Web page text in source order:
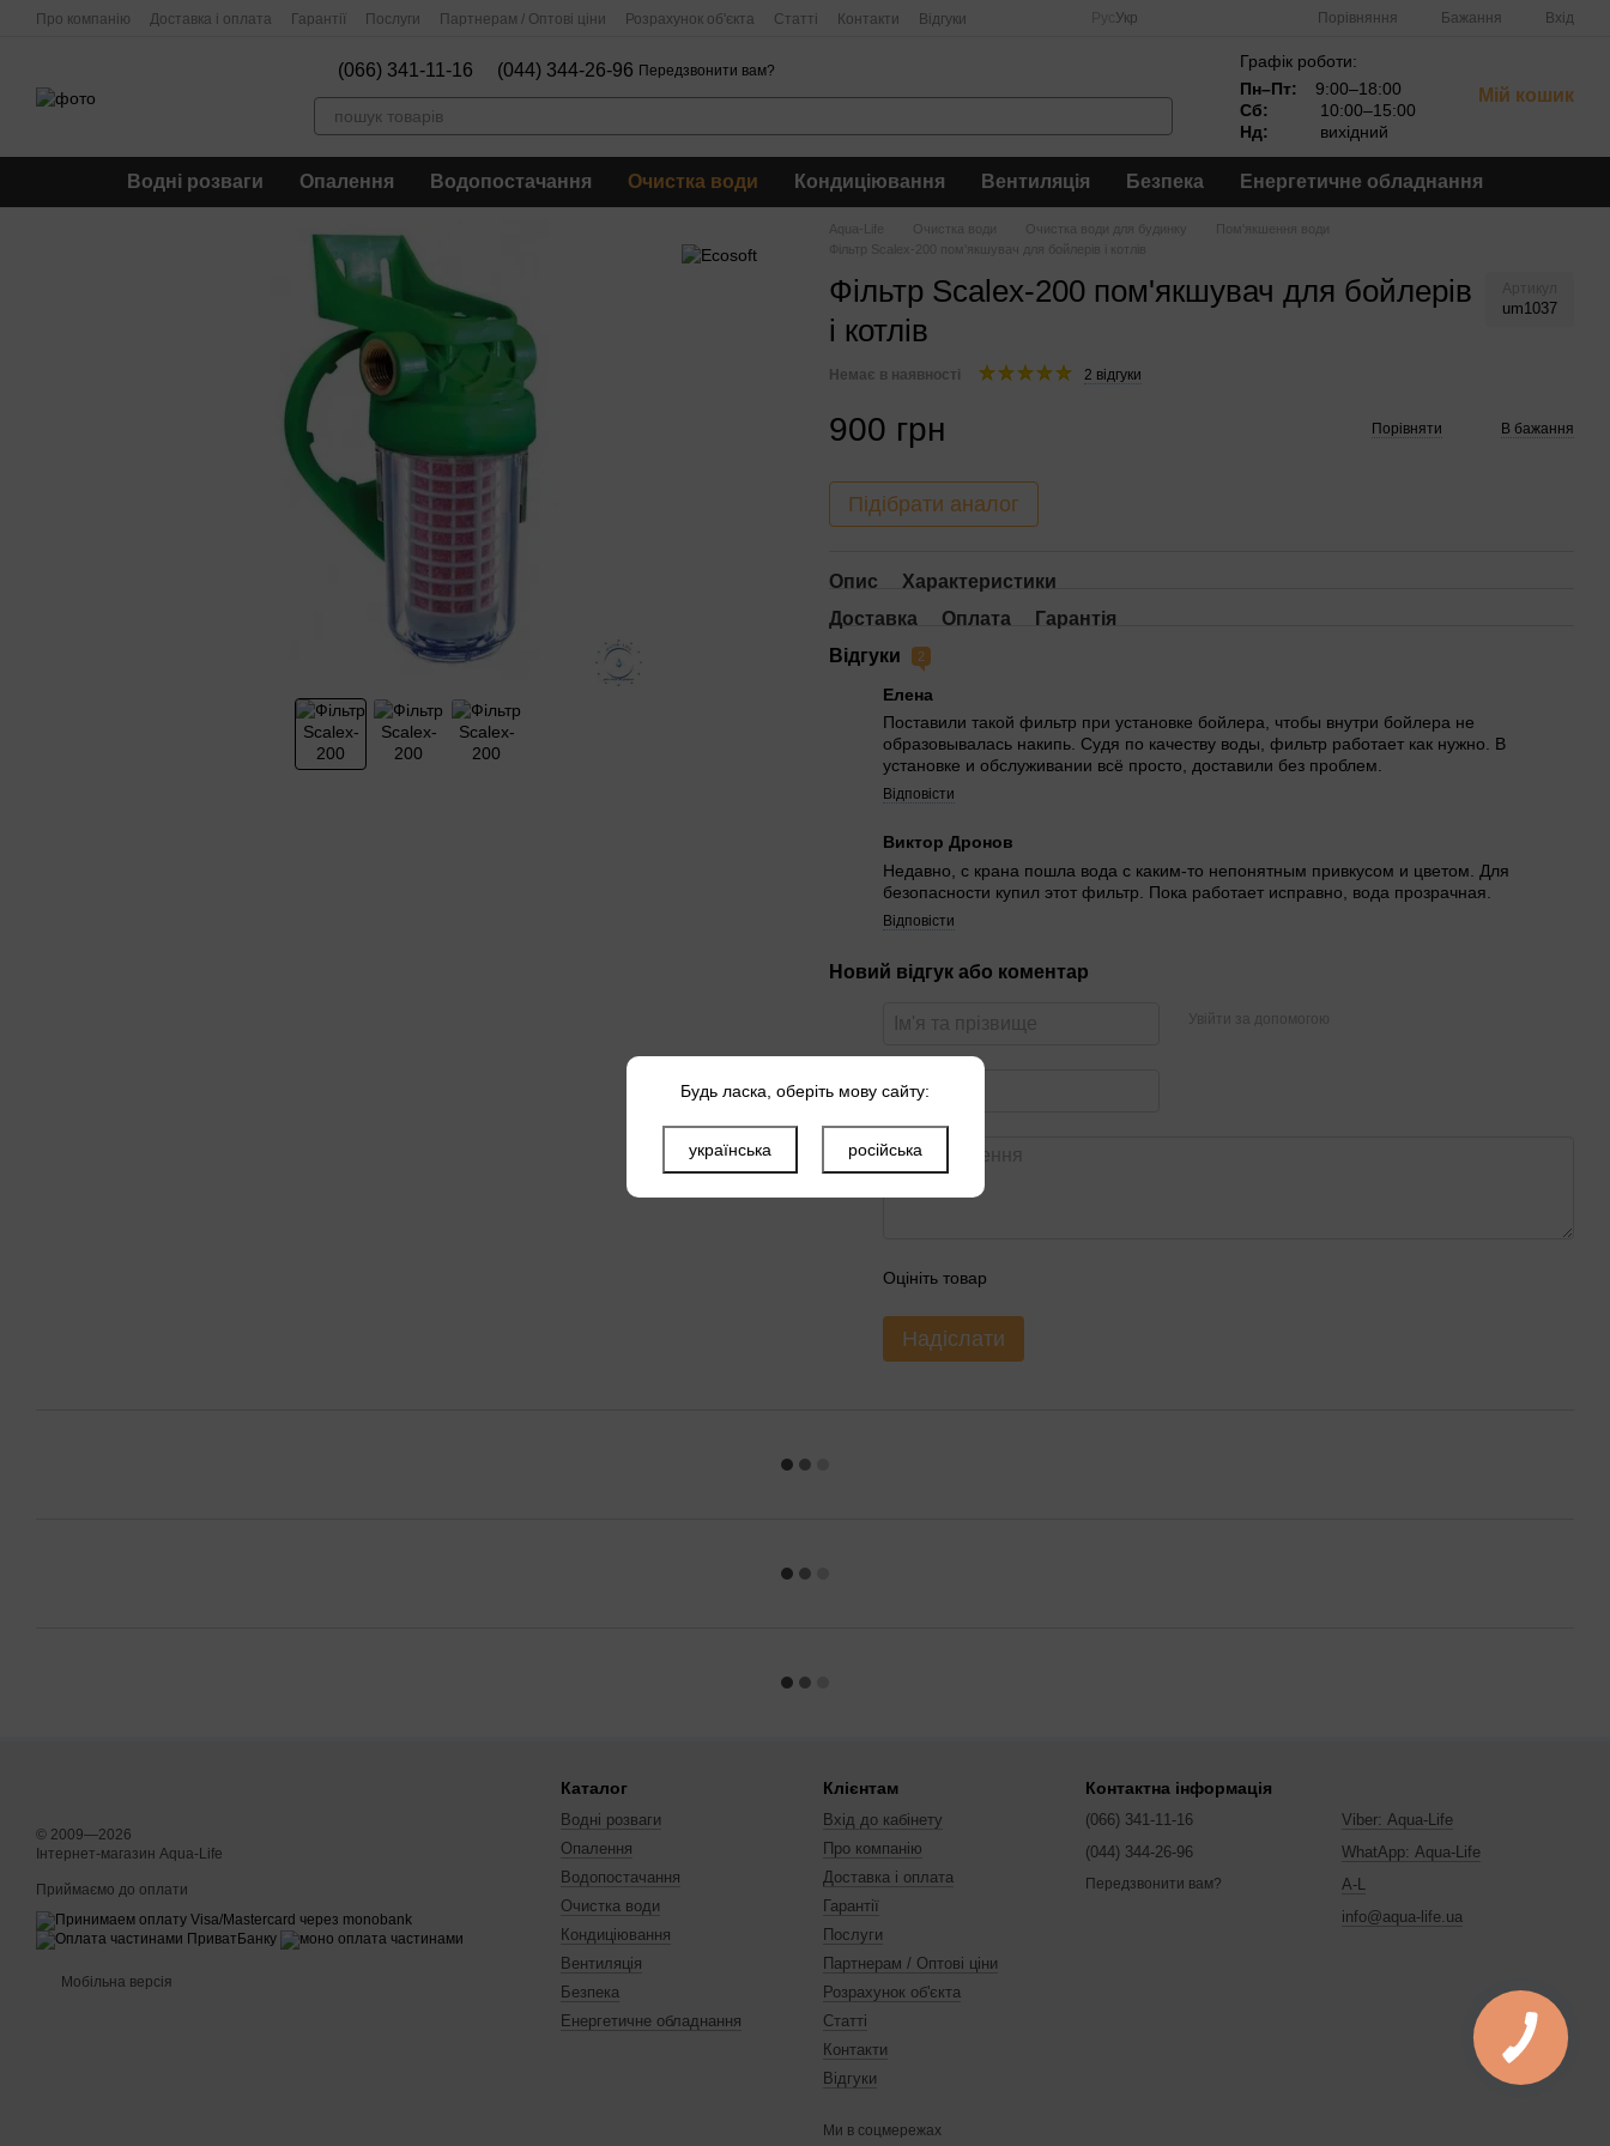
Перейти до основного контенту
Про компанію Доставка і оплата Гарантії Послуги Партнерам / Оптові ціни Розрахунок об'єкта Статті Контакти Відгуки Укр Порівняння Бажання Вхід
(066) 341-11-16 (044) 344-26-96 Передзвонити вам?
Графік роботи:
Пн–Пт:
9:00–18:00
Сб:
10:00–15:00
Нд:
вихідний
Мій кошик
Водні розваги Опалення Водопостачання Очистка води Кондиціювання Вентиляція Безпека Енергетичне обладнання
Aqua-Life Очистка води Очистка води для будинку
Пом'якшення води
Фільтр Scalex-200 пом'якшувач для бойлерів і котлів
Фільтр Scalex-200 пом'якшувач для бойлерів
і котлів
um1037
Немає в наявності 2 відгуки
900 грн Порівняти В бажання
Підібрати аналог
Опис
Характеристики
Доставка
Оплата
Гарантія
Відгуки
2
Елена
Поставили такой фильтр при установке бойлера, чтобы внутри бойлера не
образовывалась накипь. Судя по качеству воды, фильтр работает как нужно. В
установке и обслуживании всё просто, доставили без проблем.
Відповісти
Виктор Дронов
Недавно, с крана пошла вода с каким-то непонятным привкусом и цветом. Для
безопасности купил этот фильтр. Пока работает исправно, вода прозрачная.
Відповісти
Новий відгук або коментар
Увійти за допомогою
Оцініть товар
Надіслати
© 2009—2026
Інтернет-магазин Aqua-Life
Приймаємо до оплати
Мобільна версія
Каталог
Водні розваги
Опалення
Водопостачання
Очистка води
Кондиціювання
Вентиляція
Безпека
Енергетичне обладнання
Клієнтам
Вхід до кабінету
Про компанію
Доставка і оплата
Гарантії
Послуги
Партнерам / Оптові ціни
Розрахунок об'єкта
Статті
Контакти
Відгуки
Ми в соцмережах
Контактна інформація
(066) 341-11-16
(044) 344-26-96
Передзвонити вам?
Viber: Aqua-Life
WhatApp: Aqua-Life
A-L
info@aqua-life.ua
Будь ласка, оберіть мову сайту:
українська російська